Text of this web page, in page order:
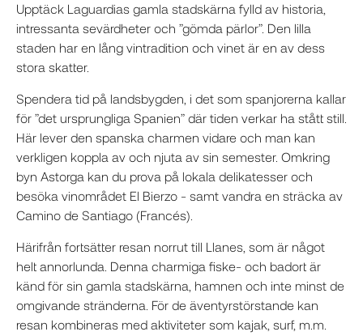
Upptäck Laguardias gamla stadskärna fylld av historia,
intressanta sevärdheter och ”gömda pärlor”. Den lilla
staden har en lång vintradition och vinet är en av dess
stora skatter.
Spendera tid på landsbygden, i det som spanjorerna kallar
för ”det ursprungliga Spanien” där tiden verkar ha stått still.
Här lever den spanska charmen vidare och man kan
verkligen koppla av och njuta av sin semester. Omkring
byn Astorga kan du prova på lokala delikatesser och
besöka vinområdet El Bierzo - samt vandra en sträcka av
Camino de Santiago (Francés).
Härifrån fortsätter resan norrut till Llanes, som är något
helt annorlunda. Denna charmiga fiske- och badort är
känd för sin gamla stadskärna, hamnen och inte minst de
omgivande stränderna. För de äventyrstörstande kan
resan kombineras med aktiviteter som kajak, surf, m.m.